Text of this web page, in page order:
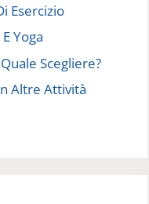
Esercizio
Yoga
Scegliere?
Altre Attività